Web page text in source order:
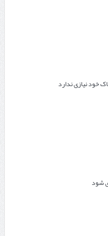
خود نیازی ندارد
شود